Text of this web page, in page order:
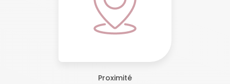
Proximité